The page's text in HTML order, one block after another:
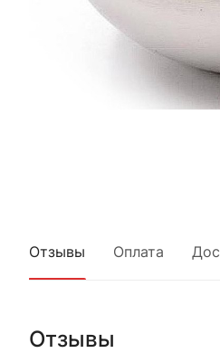
Отзывы Оплата
Отзывы